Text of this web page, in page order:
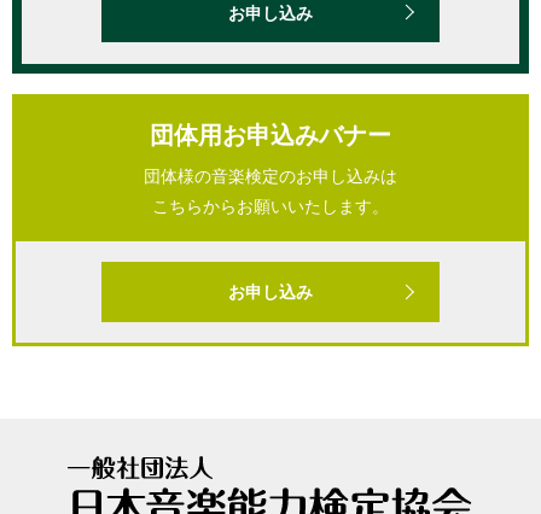
お申し込み
団体用お申込みバナー
団体様の音楽検定のお申し込みは
こちらからお願いいたします。
お申し込み